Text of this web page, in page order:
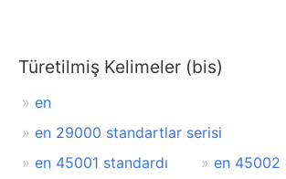
Türetilmiş Kelimeler (bis)
en
en 29000 standartlar serisi
en 45001 standardı
en 45002